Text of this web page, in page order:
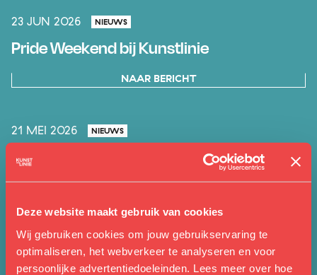
Deze website maakt gebruik van cookies
Wij gebruiken cookies om jouw gebruikservaring te
optimaliseren, het webverkeer te analyseren en voor
persoonlijke advertentiedoeleinden. Lees meer over hoe
23 JUN 2026 NIEUWS
Pride Weekend bij Kunstlinie
NAAR BERICHT
21 MEI 2026 NIEUWS
Kunstlinie Seizoensbrochure ’26/’27 nu
online!
NAAR BERICHT
08 MEI 2026